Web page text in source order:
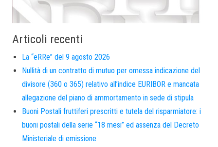
Articoli recenti
La “eRRe” del 9 agosto 2026
Nullità di un contratto di mutuo per omessa indicazione del
divisore (360 o 365) relativo all’indice EURIBOR e mancata
allegazione del piano di ammortamento in sede di stipula
Buoni Postali fruttiferi prescritti e tutela del risparmiatore: i
buoni postali della serie “18 mesi” ed assenza del Decreto
Ministeriale di emissione